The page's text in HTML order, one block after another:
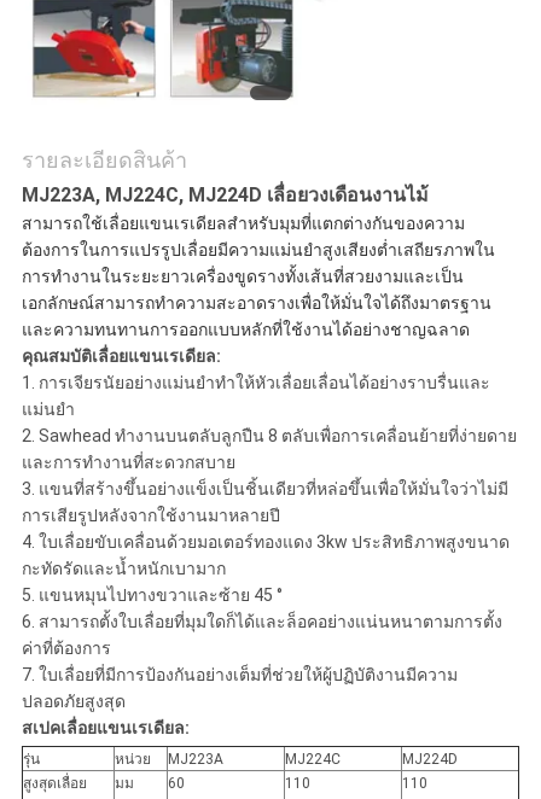
PRIVACY
รายละเอียดสินค้า
MJ223A, MJ224C, MJ224D เลื่อยวงเดือนงานไม้
สามารถใช้เลื่อยแขนเรเดียลสำหรับมุมที่แตกต่างกันของความ
ต้องการในการแปรรูปเลื่อยมีความแม่นยำสูงเสียงต่ำเสถียรภาพใน
การทำงานในระยะยาวเครื่องขูดรางทั้งเส้นที่สวยงามและเป็น
เอกลักษณ์สามารถทำความสะอาดรางเพื่อให้มั่นใจได้ถึงมาตรฐาน
และความทนทานการออกแบบหลักที่ใช้งานได้อย่างชาญฉลาด
คุณสมบัติเลื่อยแขนเรเดียล:
1. การเจียรนัยอย่างแม่นยำทำให้หัวเลื่อยเลื่อนได้อย่างราบรื่นและ
แม่นยำ
2. Sawhead ทำงานบนตลับลูกปืน 8 ตลับเพื่อการเคลื่อนย้ายที่ง่ายดาย
และการทำงานที่สะดวกสบาย
3. แขนที่สร้างขึ้นอย่างแข็งเป็นชิ้นเดียวที่หล่อขึ้นเพื่อให้มั่นใจว่าไม่มี
การเสียรูปหลังจากใช้งานมาหลายปี
4. ใบเลื่อยขับเคลื่อนด้วยมอเตอร์ทองแดง 3kw ประสิทธิภาพสูงขนาด
กะทัดรัดและน้ำหนักเบามาก
5. แขนหมุนไปทางขวาและซ้าย 45 °
6. สามารถตั้งใบเลื่อยที่มุมใดก็ได้และล็อคอย่างแน่นหนาตามการตั้ง
ค่าที่ต้องการ
7. ใบเลื่อยที่มีการป้องกันอย่างเต็มที่ช่วยให้ผู้ปฏิบัติงานมีความ
ปลอดภัยสูงสุด
สเปคเลื่อยแขนเรเดียล:
รุ่น หน่วย MJ223A MJ224C
MJ224D
สูงสุดเลื่อย
มม 60 110 110